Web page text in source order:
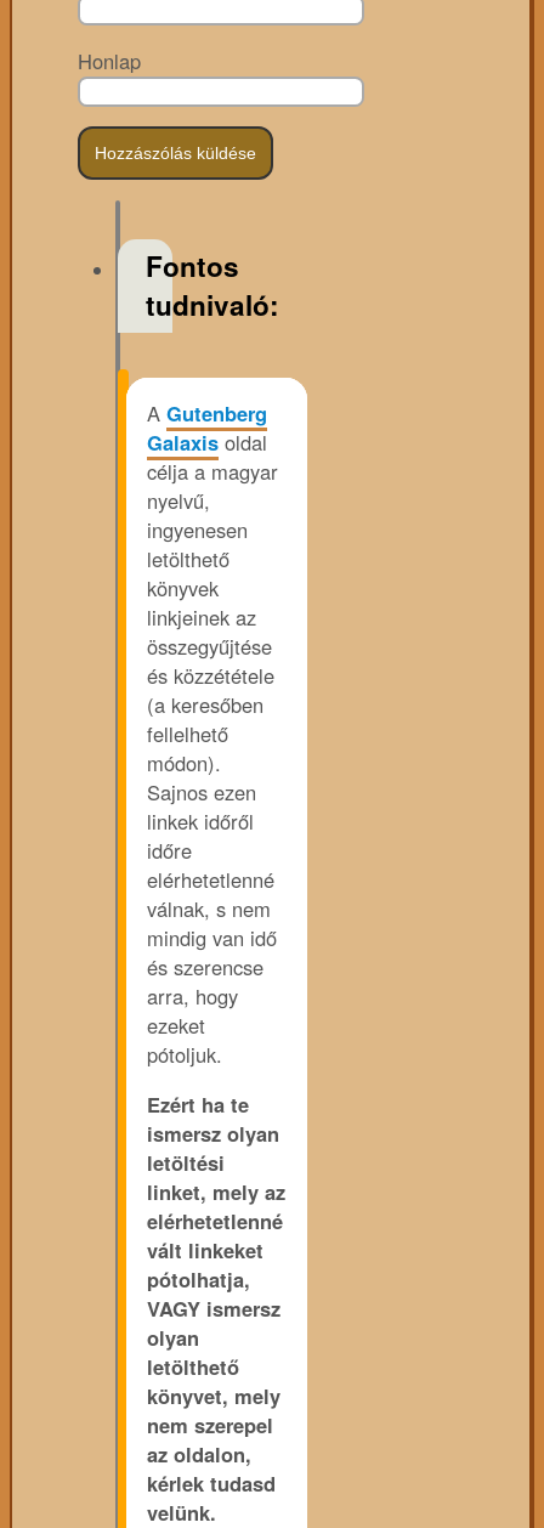
Honlap
Fontos
tudnivaló:
A Gutenberg
Galaxis oldal
célja a magyar
nyelvű,
ingyenesen
letölthető
könyvek
linkjeinek az
összegyűjtése
és közzététele
(a keresőben
fellelhető
módon).
Sajnos ezen
linkek időről
időre
elérhetetlenné
válnak, s nem
mindig van idő
és szerencse
arra, hogy
ezeket
pótoljuk.
Ezért ha te
ismersz olyan
letöltési
linket, mely az
elérhetetlenné
vált linkeket
pótolhatja,
VAGY ismersz
olyan
letölthető
könyvet, mely
nem szerepel
az oldalon,
kérlek tudasd
velünk.